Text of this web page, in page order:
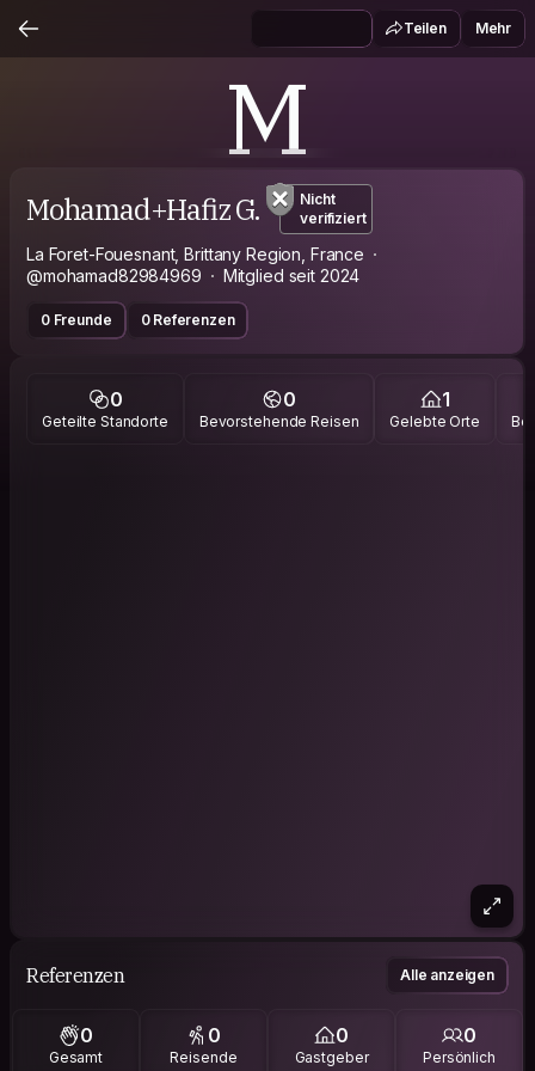
Teilen Mehr
M
Mohamad+Hafiz G.
Nicht
verifiziert
La Foret-Fouesnant, Brittany Region, France
@mohamad82984969
Mitglied seit 2024
0 Freunde 0 Referenzen
0
Geteilte Standorte
0
Bevorstehende Reisen
1
Gelebte Orte
Referenzen Alle anzeigen
0
Gesamt
0
Reisende
0
Gastgeber
0
Persönlich